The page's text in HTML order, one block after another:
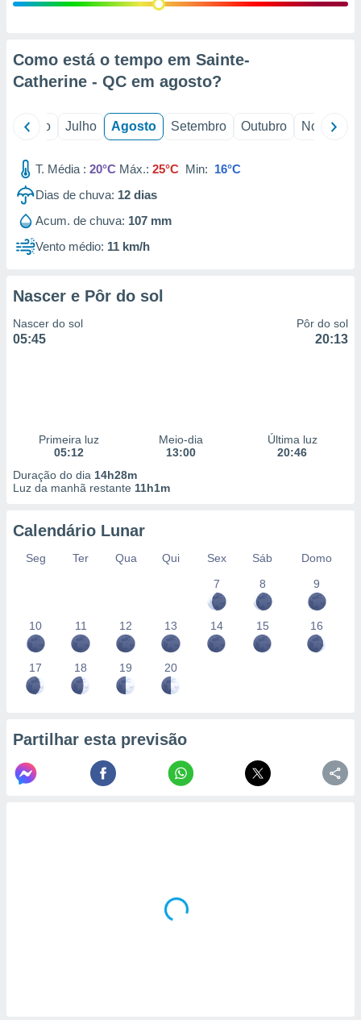
através
estudos
1199
Como está o tempo em Sainte-
Catherine - QC em agosto?
Junho Julho Agosto Setembro Outubro Novembro
T. Média : 20°C Máx.: 25°C Min: 16°C
Dias de chuva: 12 dias
Acum. de chuva: 107 mm
Vento médio: 11 km/h
Nascer e Pôr do sol
Nascer do sol
05:45
Pôr do sol
20:13
Primeira luz
05:12
Meio-dia
13:00
Última luz
20:46
Duração do dia 14h28m
Luz da manhã restante 11h1m
Calendário Lunar
Seg Ter Qua Qui Sex Sáb
Domo
7
8 9
10 11 12 13 14 15 16
17 18 19 20
Partilhar esta previsão